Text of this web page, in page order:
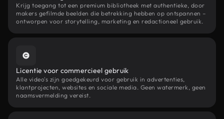
Krijg toegang tot een premium bibliotheek met authentieke, door
makers gefilmde beelden die betrekking hebben op ontspannen –
ontworpen voor storytelling, marketing en redactioneel gebruik.
Licentie voor commercieel gebruik
Alle video's zijn goedgekeurd voor gebruik in advertenties,
klantprojecten, websites en sociale media. Geen watermerk, geen
naamsvermelding vereist.